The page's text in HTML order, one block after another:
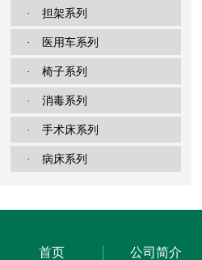
· 担架系列
· 医用车系列
· 椅子系列
· 消毒系列
· 手术床系列
· 病床系列
首页 公司简介